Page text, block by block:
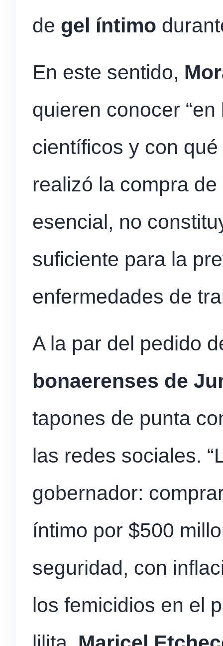
de gel íntimo
En este sentido,
quieren conocer
científicos y con
realizó la compra
esencial, no
suficiente para la
enfermedades de
A la par del pedido
bonaerenses de
tapones de punta
las redes sociales.
gobernador:
íntimo por $500
seguridad, con
los femicidios en el